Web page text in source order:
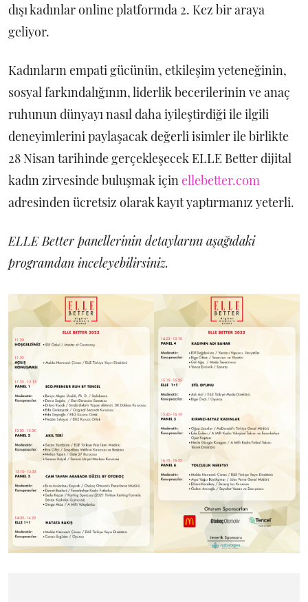
dışı kadınlar online platformda 2. Kez bir araya
geliyor.
Kadınların empati gücünün, etkileşim yeteneğinin,
sosyal farkındalığının, liderlik becerilerinin ve anaç
ruhunun dünyayı nasıl daha iyileştirdiği ile ilgili
deneyimlerini paylaşacak değerli isimler ile birlikte
28 Nisan tarihinde gerçekleşecek ELLE Better dijital
kadın zirvesinde buluşmak içinellebetter.com
adresinden ücretsiz olarak kayıt yaptırmanız yeterli.
ELLE Better panellerinin detaylarını aşağıdaki
programdan inceleyebilirsiniz.